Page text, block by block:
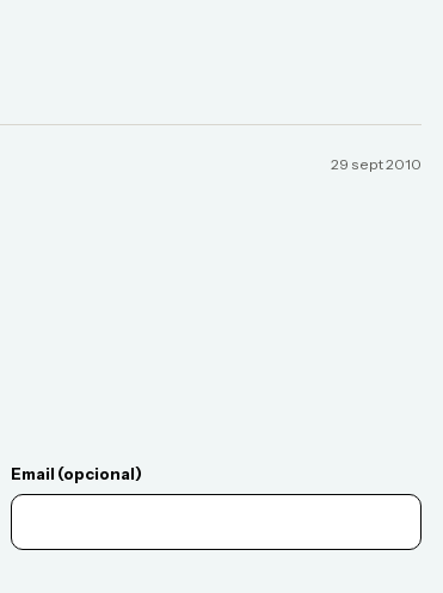
29 sept 2010
Email (opcional)